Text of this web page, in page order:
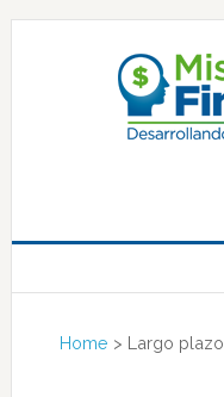
Home > Largo plazo